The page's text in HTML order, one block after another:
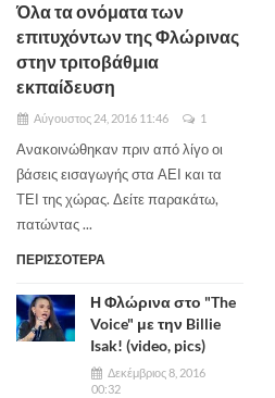
Όλα τα ονόματα των
επιτυχόντων της Φλώρινας
στην τριτοβάθμια
εκπαίδευση
Αύγουστος 24, 2016 11:46 1
Ανακοινώθηκαν πριν από λίγο οι
βάσεις εισαγωγής στα ΑΕΙ και τα
ΤΕΙ της χώρας. Δείτε παρακάτω,
πατώντας ...
ΠΕΡΙΣΣΟΤΕΡΑ
Η Φλώρινα στο "The
Voice" με την Billie
Isak! (video, pics)
Δεκέμβριος 8, 2016
00:32